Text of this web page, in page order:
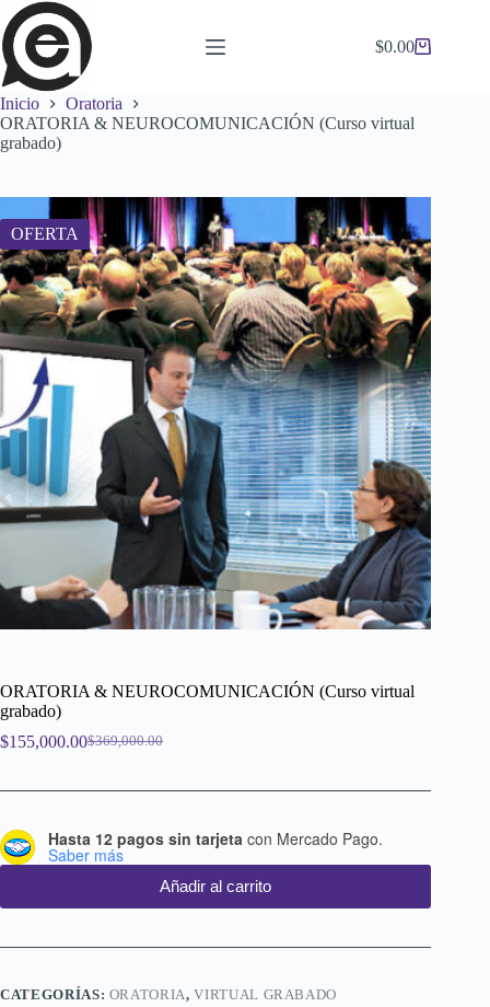
Saltar
al
contenido
Carro
$0.00
Inicio
Oratoria
ORATORIA & NEUROCOMUNICACIÓN (Curso virtual
grabado)
OFERTA
ORATORIA & NEUROCOMUNICACIÓN (Curso virtual
grabado)
$369,000.00
El
original
$155,000.00El
actual
Hasta 12 pagos sin tarjeta con Mercado Pago.
Saber más
Añadir al carrito
CATEGORÍAS: ORATORIA,VIRTUAL GRABADO